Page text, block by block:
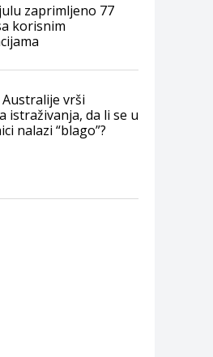
zaprimljeno 77
korisnim
Australije vrši
istraživanja, da li se u
nalazi “blago”?